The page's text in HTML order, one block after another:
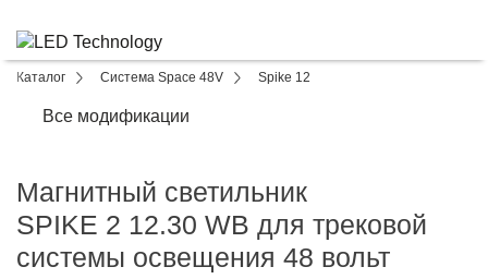
Каталог Система Space 48V Spike 12
Все модификации
Магнитный светильник
SPIKE 2 12.30 WB для трековой
системы освещения 48 вольт